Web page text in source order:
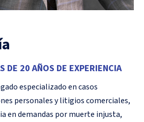
DE 20 AÑOS DE EXPERIENCIA
especializado en casos
personales y litigios comerciales,
en demandas por muerte injusta,